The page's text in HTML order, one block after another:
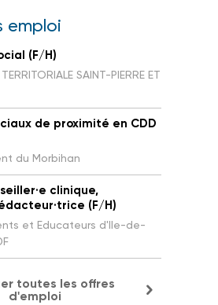
emploi
(F/H)
SAINT-PIERRE ET
de proximité en CDD
du Morbihan
clinique,
(F/H)
et Educateurs d'Ile-de-
toutes les offres
d'emploi